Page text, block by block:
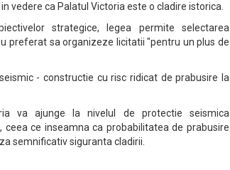
vedere ca Palatul Victoria este o cladire istorica.
strategice, legea permite selectarea
preferat sa organizeze licitatii "pentru un plus de
- constructie cu risc ridicat de prabusire la
va ajunge la nivelul de protectie seismica
ce inseamna ca probabilitatea de prabusire
semnificativ siguranta cladirii.